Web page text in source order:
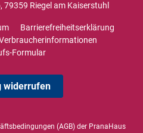
Riegel am Kaiserstuhl
Barrierefreiheitserklärung
Formular
widerrufen
(AGB) der PranaHaus